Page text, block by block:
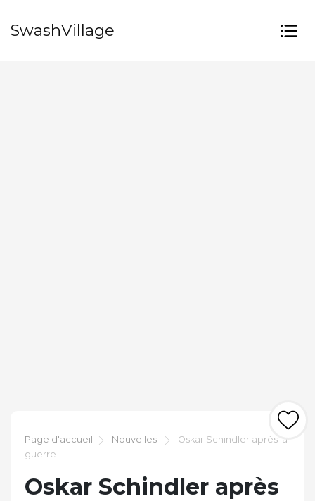
SwashVillage
Page d'accueil Nouvelles
Oskar Schindler après la
guerre
Oskar Schindler après